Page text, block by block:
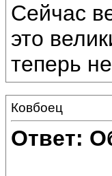
Сейчас
это
теперь
Ковбоец
Ответ: